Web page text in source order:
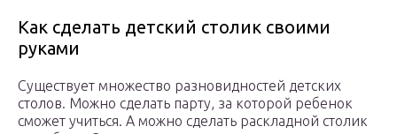
Как сделать детский столик своими
руками
Существует множество разновидностей детских
столов. Можно сделать парту, за которой ребенок
сможет учиться. А можно сделать раскладной столик